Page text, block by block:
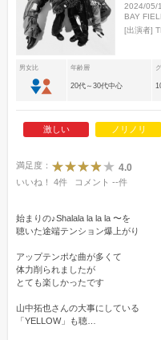
2024/05/
BAY
[出演者]
男女比 年齢層
20代～30代中心
激しい ノリノリ
満足度： 4.0
いいね！ 4件 コメント --件
始まりの♪Shalala la la la 〜を
聴いた途端テンション爆上がり
アップテンポな曲が多くて
体力削られましたが
とても楽しかったです
山中拓也さんの大事にしている
「YELLOW」も聴